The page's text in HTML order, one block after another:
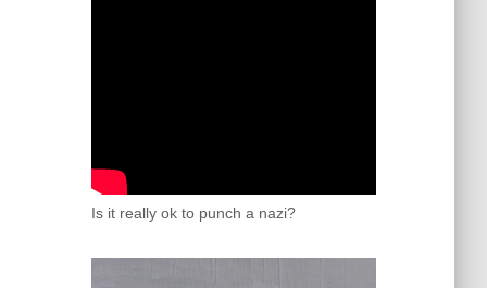
Is it really ok to punch a nazi?